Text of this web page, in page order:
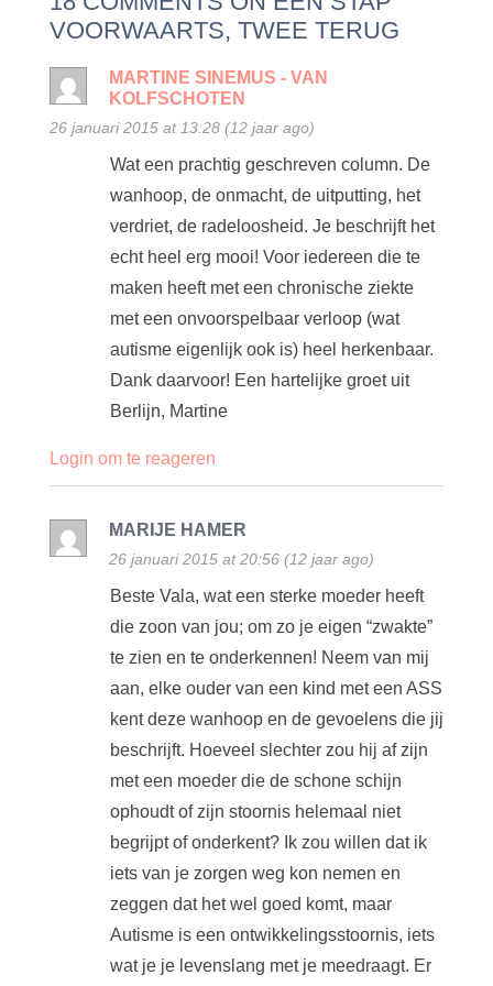
kijken!
VOORWAARTS, TWEE TERUG
MARTINE SINEMUS - VAN
KOLFSCHOTEN
26 januari 2015 at 13:28 (12 jaar ago)
Wat een prachtig geschreven column. De
wanhoop, de onmacht, de uitputting, het
verdriet, de radeloosheid. Je beschrijft het
echt heel erg mooi! Voor iedereen die te
maken heeft met een chronische ziekte
met een onvoorspelbaar verloop (wat
autisme eigenlijk ook is) heel herkenbaar.
Dank daarvoor! Een hartelijke groet uit
Berlijn, Martine
Login om te reageren
MARIJE HAMER
26 januari 2015 at 20:56 (12 jaar ago)
Beste Vala, wat een sterke moeder heeft
die zoon van jou; om zo je eigen “zwakte”
te zien en te onderkennen! Neem van mij
aan, elke ouder van een kind met een ASS
kent deze wanhoop en de gevoelens die jij
beschrijft. Hoeveel slechter zou hij af zijn
met een moeder die de schone schijn
ophoudt of zijn stoornis helemaal niet
begrijpt of onderkent? Ik zou willen dat ik
iets van je zorgen weg kon nemen en
zeggen dat het wel goed komt, maar
Autisme is een ontwikkelingsstoornis, iets
wat je je levenslang met je meedraagt. Er